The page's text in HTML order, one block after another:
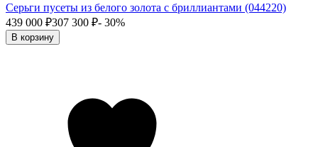
Серьги пусеты из белого золота с бриллиантами (044220)
439 000 ₽307 300 ₽- 30%
В корзину